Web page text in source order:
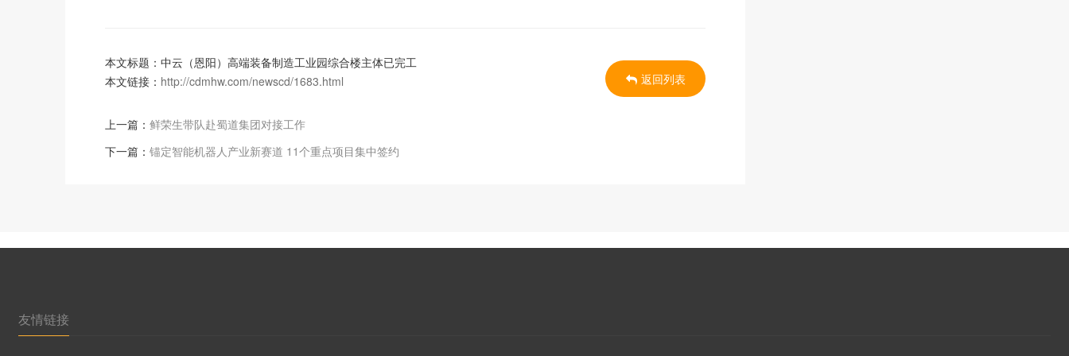
本文标题：中云（恩阳）高端装备制造工业园综合楼主体已完工
本文链接： http://cdmhw.com/newscd/1683.html
上一篇： 鲜荣生带队赴蜀道集团对接工作
下一篇： 锚定智能机器人产业新赛道 11个重点项目集中签约
返回列表
友情链接